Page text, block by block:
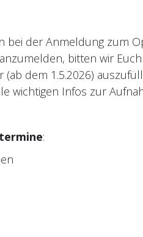
bei der Anmeldung zum
bitten wir
dem 1.5.2026)
wichtigen Infos zur
: